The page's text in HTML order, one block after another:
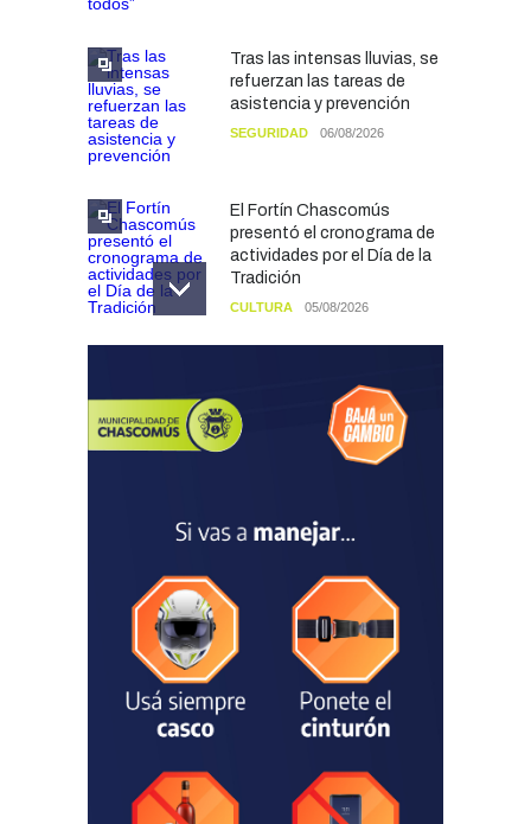
Tras las intensas lluvias, se
refuerzan las tareas de
asistencia y prevención
SEGURIDAD 06/08/2026
El Fortín Chascomús
presentó el cronograma de
actividades por el Día de la
Tradición
CULTURA 05/08/2026
fue recibido por Javier
Gastón tras su
convocatoria a la Selección
Argentina Juvenil de
Las vacaciones de invierno
dejaron una mejora en la
ocupación turística, aunque
el sector mantiene la
preocupación por la crisis
TURISMO 03/08/2026
Chascomús incorporó una